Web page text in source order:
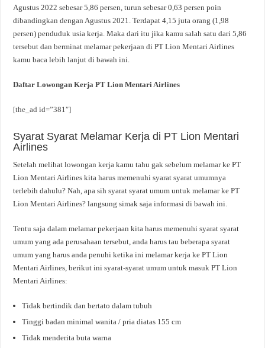
Agustus 2022 sebesar 5,86 persen, turun sebesar 0,63 persen poin
dibandingkan dengan Agustus 2021. Terdapat 4,15 juta orang (1,98
persen) penduduk usia kerja. Maka dari itu jika kamu salah satu dari 5,86
tersebut dan berminat melamar pekerjaan di PT Lion Mentari Airlines
kamu baca lebih lanjut di bawah ini.
Daftar Lowongan Kerja PT Lion Mentari Airlines
[the_ad id=”381″]
Syarat Syarat Melamar Kerja di PT Lion Mentari
Airlines
Setelah melihat lowongan kerja kamu tahu gak sebelum melamar ke PT
Lion Mentari Airlines kita harus memenuhi syarat syarat umumnya
terlebih dahulu? Nah, apa sih syarat syarat umum untuk melamar ke PT
Lion Mentari Airlines? langsung simak saja informasi di bawah ini.
Tentu saja dalam melamar pekerjaan kita harus memenuhi syarat syarat
umum yang ada perusahaan tersebut, anda harus tau beberapa syarat
umum yang harus anda penuhi ketika ini melamar kerja ke PT Lion
Mentari Airlines, berikut ini syarat-syarat umum untuk masuk PT Lion
Mentari Airlines:
Tidak bertindik dan bertato dalam tubuh
Tinggi badan minimal wanita / pria diatas 155 cm
Tidak menderita buta warna